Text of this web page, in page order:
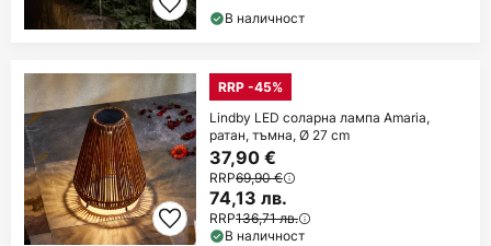
В наличност
RRP -45%
Lindby LED соларна лампа Amaria,
ратан, тъмна, Ø 27 cm
37,90 €
RRP69,90 €
74,13 лв.
RRP136,71 лв.
В наличност